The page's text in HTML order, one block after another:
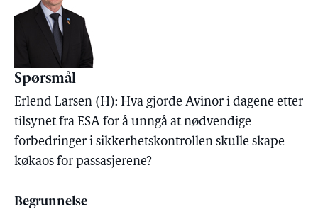
Spørsmål
Erlend Larsen (H): Hva gjorde Avinor i dagene etter
tilsynet fra ESA for å unngå at nødvendige
forbedringer i sikkerhetskontrollen skulle skape
køkaos for passasjerene?
Begrunnelse